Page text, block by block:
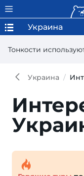
Тонкости
Украина
Украина